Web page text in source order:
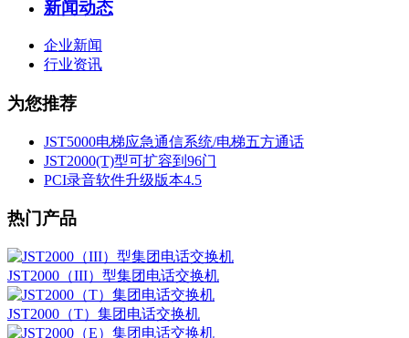
新闻动态
企业新闻
行业资讯
为您推荐
JST5000电梯应急通信系统/电梯五方通话
JST2000(T)型可扩容到96门
PCI录音软件升级版本4.5
热门产品
JST2000（III）型集团电话交换机
JST2000（T）集团电话交换机